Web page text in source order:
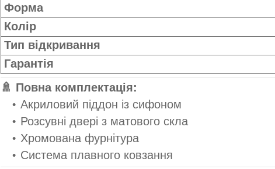
Форма
Колір
Тип відкривання
Гарантія
🚿 Повна комплектація:
Акриловий піддон із сифоном
Розсувні двері з матового скла
Хромована фурнітура
Система плавного ковзання